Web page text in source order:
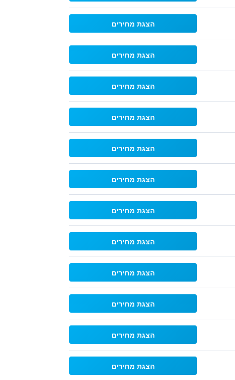
הצגת מחירים
הצגת מחירים
הצגת מחירים
הצגת מחירים
הצגת מחירים
הצגת מחירים
הצגת מחירים
הצגת מחירים
הצגת מחירים
הצגת מחירים
הצגת מחירים
הצגת מחירים